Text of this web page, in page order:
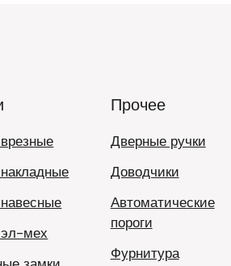
мех
Прочее
Дверные ручки
Доводчики
Автоматические
пороги
Фурнитура